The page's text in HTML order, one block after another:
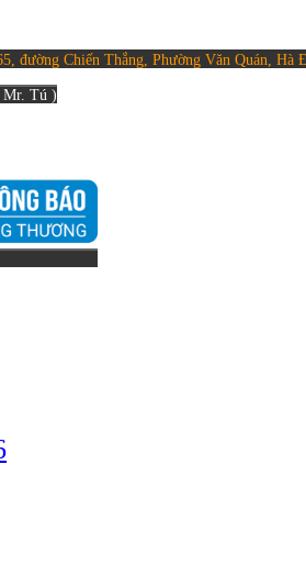
đường Chiến Thắng, Phường Văn Quán, Hà
Mr. Tú )